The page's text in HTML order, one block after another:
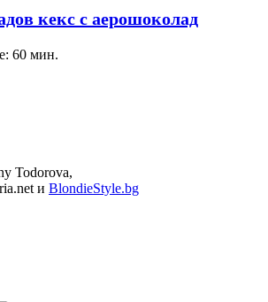
кекс с аерошоколад
60 мин.
Todorova,
и BlondieStyle.bg